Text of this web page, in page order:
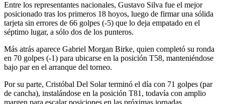
Entre los representantes nacionales, Gustavo Silva fue el mejor
posicionado tras los primeros 18 hoyos, luego de firmar una sólida
tarjeta sin errores de 66 golpes (-5) que lo deja empatado en el
séptimo lugar, a sólo dos de los punteros.
Más atrás aparece Gabriel Morgan Birke, quien completó su ronda
en 70 golpes (-1) para ubicarse en la posición T58, manteniéndose
bajo par en el arranque del torneo.
Por su parte, Cristóbal Del Solar terminó el día con 71 golpes (par
de cancha), instalándose en la posición T81, todavía con amplio
margen para escalar posiciones en las próximas jornadas.